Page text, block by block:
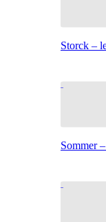
Storck –
Sommer